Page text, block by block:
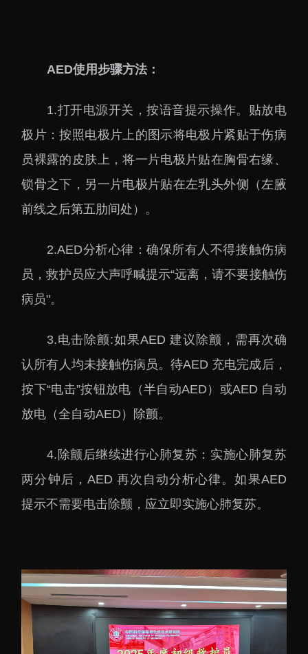
AED使用步骤方法：
1.打开电源开关，按语音提示操作。贴放电
极片：按照电极片上的图示将电极片紧贴于伤病
员裸露的皮肤上，将一片电极片贴在胸骨右缘、
锁骨之下，另一片电极片贴在左乳头外侧（左腋
前线之后第五肋间处）。
2.AED分析心律：确保所有人不得接触伤病
员，救护员应大声呼喊提示“远离，请不要接触伤
病员"。
3.电击除颤:如果AED 建议除颤，需再次确
认所有人均未接触伤病员。待AED 充电完成后，
按下“电击”按钮放电（半自动AED）或AED 自动
放电（全自动AED）除颤。
4.除颤后继续进行心肺复苏：实施心肺复苏
两分钟后，AED 再次自动分析心律。如果AED
提示不需要电击除颤，应立即实施心肺复苏。